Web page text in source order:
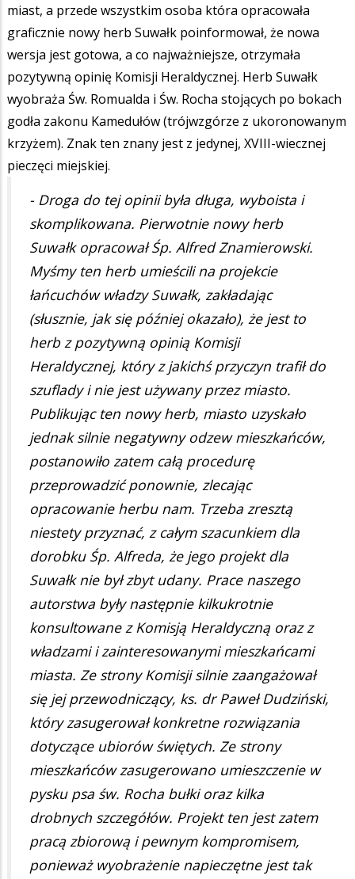
miast, a przede wszystkim osoba która opracowała
graficznie nowy herb Suwałk poinformował, że nowa
wersja jest gotowa, a co najważniejsze, otrzymała
pozytywną opinię Komisji Heraldycznej. Herb Suwałk
wyobraża Św. Romualda i Św. Rocha stojących po bokach
godła zakonu Kamedułów (trójwzgórze z ukoronowanym
krzyżem). Znak ten znany jest z jedynej, XVIII-wiecznej
pieczęci miejskiej.
- Droga do tej opinii była długa, wyboista i
skomplikowana. Pierwotnie nowy herb
Suwałk opracował Śp. Alfred Znamierowski.
Myśmy ten herb umieścili na projekcie
łańcuchów władzy Suwałk, zakładając
(słusznie, jak się później okazało), że jest to
herb z pozytywną opinią Komisji
Heraldycznej, który z jakichś przyczyn trafił do
szuflady i nie jest używany przez miasto.
Publikując ten nowy herb, miasto uzyskało
jednak silnie negatywny odzew mieszkańców,
postanowiło zatem całą procedurę
przeprowadzić ponownie, zlecając
opracowanie herbu nam. Trzeba zresztą
niestety przyznać, z całym szacunkiem dla
dorobku Śp. Alfreda, że jego projekt dla
Suwałk nie był zbyt udany. Prace naszego
autorstwa były następnie kilkukrotnie
konsultowane z Komisją Heraldyczną oraz z
władzami i zainteresowanymi mieszkańcami
miasta. Ze strony Komisji silnie zaangażował
się jej przewodniczący, ks. dr Paweł Dudziński,
który zasugerował konkretne rozwiązania
dotyczące ubiorów świętych. Ze strony
mieszkańców zasugerowano umieszczenie w
pysku psa św. Rocha bułki oraz kilka
drobnych szczegółów. Projekt ten jest zatem
pracą zbiorową i pewnym kompromisem,
ponieważ wyobrażenie napieczętne jest tak